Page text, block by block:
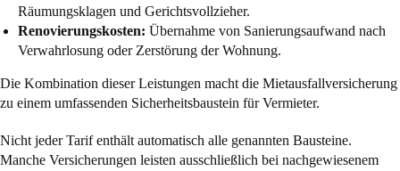
Räumungsklagen und Gerichtsvollzieher.
Renovierungskosten: Übernahme von Sanierungsaufwand nach
Verwahrlosung oder Zerstörung der Wohnung.
Die Kombination dieser Leistungen macht die Mietausfallversicherung
zu einem umfassenden Sicherheitsbaustein für Vermieter.
Nicht jeder Tarif enthält automatisch alle genannten Bausteine.
Manche Versicherungen leisten ausschließlich bei nachgewiesenem